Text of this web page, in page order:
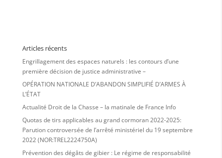
Articles récents
Engrillagement des espaces naturels : les contours d’une
première décision de justice administrative –
OPÉRATION NATIONALE D’ABANDON SIMPLIFIÉ D’ARMES À
L’ÉTAT
Actualité Droit de la Chasse – la matinale de France Info
Quotas de tirs applicables au grand cormoran 2022-2025:
Parution controversée de l’arrêté ministériel du 19 septembre
2022 (NOR:TREL2224750A)
Prévention des dégâts de gibier : Le régime de responsabilité